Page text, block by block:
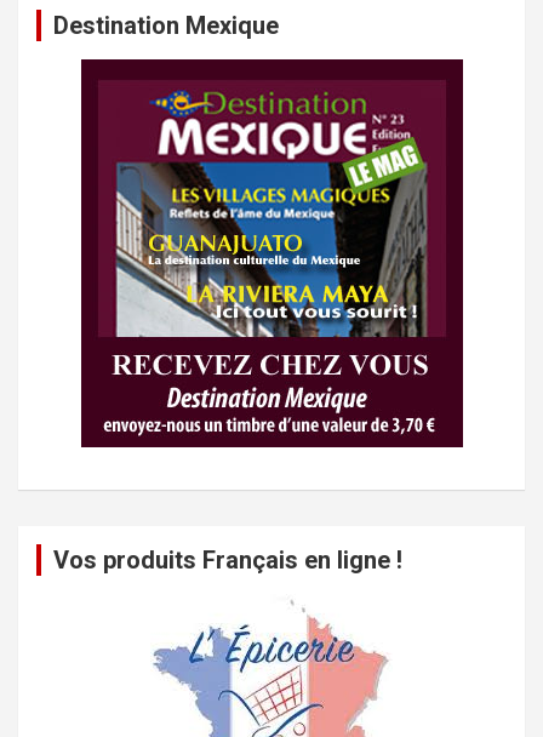
Destination Mexique
Vos produits Français en ligne !